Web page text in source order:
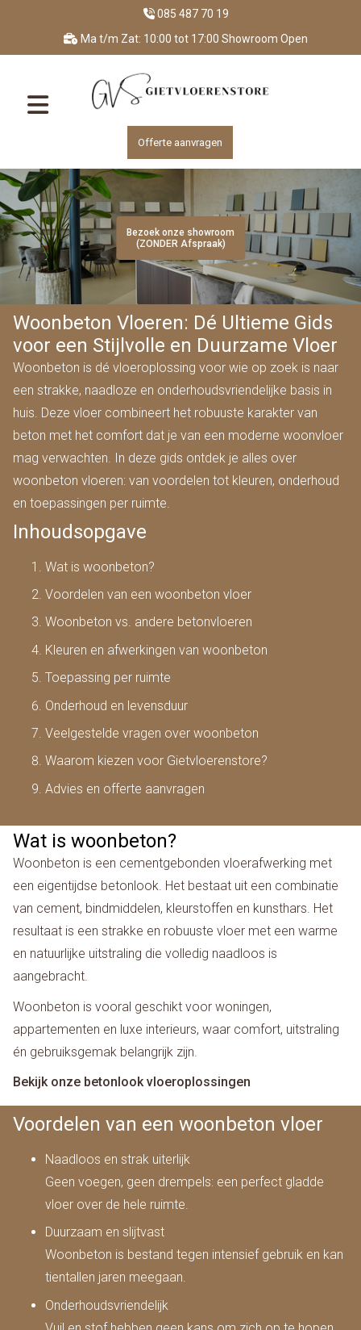
085 487 70 19
Ma t/m Zat: 10:00 tot 17:00 Showroom Open
Offerte aanvragen
Bezoek onze showroom
(ZONDER Afspraak)
Bezoek onze showroom
(ZONDER Afspraak)
Bezoek onze showroom
(ZONDER Afspraak)
Bezoek onze showroom
(ZONDER Afspraak)
Bezoek onze showroom
(ZONDER Afspraak)
Woonbeton Vloeren: Dé Ultieme Gids
voor een Stijlvolle en Duurzame Vloer
Woonbeton is dé vloeroplossing voor wie op zoek is naar
een strakke, naadloze en onderhoudsvriendelijke basis in
huis. Deze vloer combineert het robuuste karakter van
beton met het comfort dat je van een moderne woonvloer
mag verwachten. In deze gids ontdek je alles over
woonbeton vloeren: van voordelen tot kleuren, onderhoud
en toepassingen per ruimte.
Inhoudsopgave
Wat is woonbeton?
Voordelen van een woonbeton vloer
Woonbeton vs. andere betonvloeren
Kleuren en afwerkingen van woonbeton
Toepassing per ruimte
Onderhoud en levensduur
Veelgestelde vragen over woonbeton
Waarom kiezen voor Gietvloerenstore?
Advies en offerte aanvragen
Wat is woonbeton?
Woonbeton is een cementgebonden vloerafwerking met
een eigentijdse betonlook. Het bestaat uit een combinatie
van cement, bindmiddelen, kleurstoffen en kunsthars. Het
resultaat is een strakke en robuuste vloer met een warme
en natuurlijke uitstraling die volledig naadloos is
aangebracht.
Woonbeton is vooral geschikt voor woningen,
appartementen en luxe interieurs, waar comfort, uitstraling
én gebruiksgemak belangrijk zijn.
Bekijk onze betonlook vloeroplossingen
Voordelen van een woonbeton vloer
Naadloos en strak uiterlijk
Geen voegen, geen drempels: een perfect gladde
vloer over de hele ruimte.
Duurzaam en slijtvast
Woonbeton is bestand tegen intensief gebruik en kan
tientallen jaren meegaan.
Onderhoudsvriendelijk